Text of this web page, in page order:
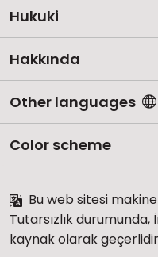
Hukuki
Hakkında
Other languages
Color scheme
Bu web sitesi
Tutarsızlık
kaynak olarak